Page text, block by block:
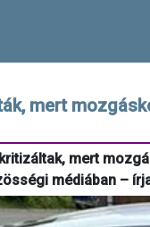
mert
mert
médiában –